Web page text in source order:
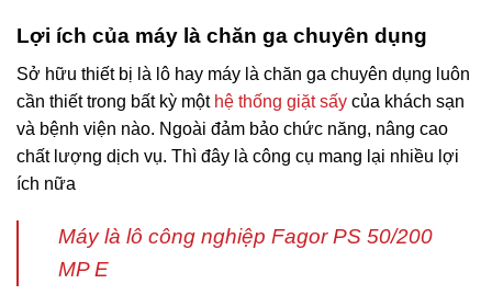
Lợi ích của máy là chăn ga chuyên dụng
Sở hữu thiết bị là lô hay máy là chăn ga chuyên dụng luôn
cần thiết trong bất kỳ một hệ thống giặt sấy của khách sạn
và bệnh viện nào. Ngoài đảm bảo chức năng, nâng cao
chất lượng dịch vụ. Thì đây là công cụ mang lại nhiều lợi
ích nữa
Máy là lô công nghiệp Fagor PS 50/200
MP E